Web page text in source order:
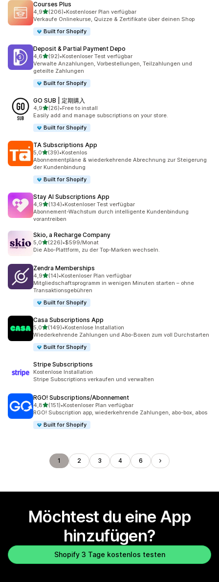
Courses Plus
4,9von 5 Sternen
(206)
206 Rezensionen insgesamt
•Kostenloser Plan verfügbar
Verkaufe Onlinekurse, Quizze & Zertifikate über deinen Shop
Built for Shopify
Deposit & Partial Payment Depo
4,6von 5 Sternen
(92)
92 Rezensionen insgesamt
•Kostenloser Test verfügbar
Verwalte Anzahlungen, Vorbestellungen, Teilzahlungen und
geteilte Zahlungen
Built for Shopify
GO SUB | 定期購入
4,9von 5 Sternen
(26)
26 Rezensionen insgesamt
•Free to install
Easily add and manage subscriptions on your store.
Built for Shopify
TA Subscriptions App
5,0von 5 Sternen
(39)
39 Rezensionen insgesamt
•Kostenlos
Abonnementpläne & wiederkehrende Abrechnung zur Steigerung
der Kundenbindung
Built for Shopify
Stay AI Subscriptions App
4,9von 5 Sternen
(134)
134 Rezensionen insgesamt
•Kostenloser Test verfügbar
Abonnement-Wachstum durch intelligente Kundenbindung
vorantreiben
Skio, a Recharge Company
5,0von 5 Sternen
(226)
226 Rezensionen insgesamt
•$599/Monat
Die Abo-Plattform, zu der Top-Marken wechseln.
Zendra Memberships
4,9von 5 Sternen
(14)
14 Rezensionen insgesamt
•Kostenloser Plan verfügbar
Mitgliedschaftsprogramm in wenigen Minuten starten – ohne
Transaktionsgebühren
Built for Shopify
Casa Subscriptions App
5,0von 5 Sternen
(149)
149 Rezensionen insgesamt
•Kostenlose Installation
Wiederkehrende Zahlungen und Abo-Boxen zum voll Durchstarten
Built for Shopify
Stripe Subscriptions
Kostenlose Installation
Stripe Subscriptions verkaufen und verwalten
RGO! Subscriptions/Abonnement
4,8von 5 Sternen
(151)
151 Rezensionen insgesamt
•Kostenloser Plan verfügbar
RGO! Subscription app, wiederkehrende Zahlungen, abo-box, abos
Built for Shopify
1 2 3 4 6
Möchtest du eine App
hinzufügen?
Shopify 3 Tage kostenlos testen